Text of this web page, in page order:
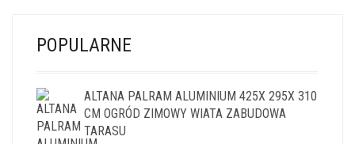
POPULARNE
ALTANA PALRAM ALUMINIUM 425X 295X 310
CM OGRÓD ZIMOWY WIATA ZABUDOWA
TARASU